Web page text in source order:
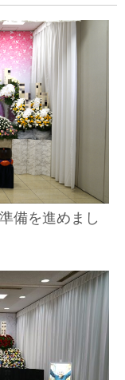
備を進めまし